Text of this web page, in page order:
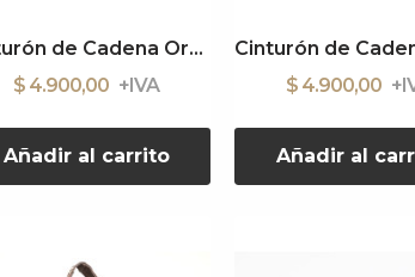
Cinturón de Cadena Organic Silver
$ 4.900,00
Añadir al carrito
$ 4.900,00
Añadir al